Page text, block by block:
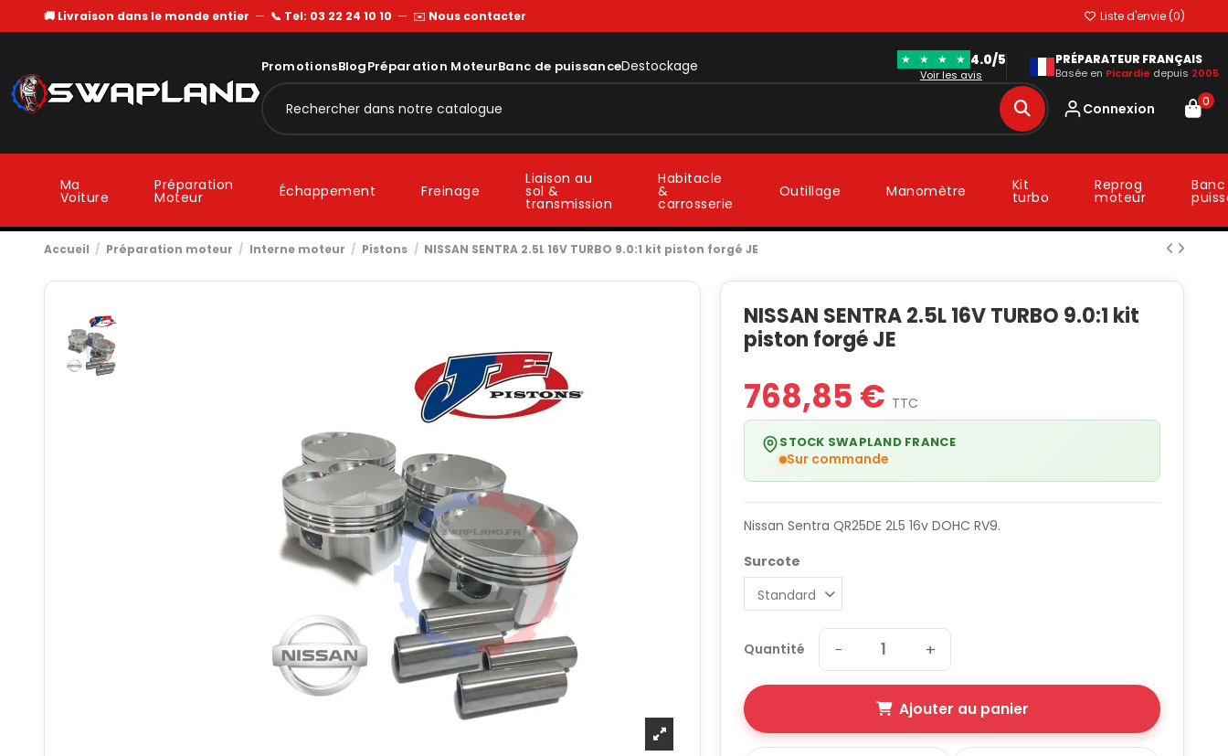
🚚 Livraison dans le monde entier — 📞 Tel: 03 22 24 10 10 — ✉️ Nous contacter Liste d'envie (0)
PromotionsBlogPréparation MoteurBanc de puissanceDestockage ★ ★ ★ ★ 4.0/5
Voir les avis
PRÉPARATEUR FRANÇAIS
Basée en Picardie depuis 2005
Connexion 0
Ma
Voiture
Préparation
Moteur Échappement Freinage
Liaison au
sol &
transmission
Habitacle
&
carrosserie
Outillage Manomètre Kit
turbo
Reprog
moteur
Accueil Préparation moteur Interne moteur Pistons NISSAN SENTRA 2.5L 16V TURBO 9.0:1 kit piston forgé JE
NISSAN SENTRA 2.5L 16V TURBO 9.0:1 kit
piston forgé JE
768,85 € TTC
STOCK SWAPLAND FRANCE
Sur commande
Nissan Sentra QR25DE 2L5 16v DOHC RV9.
Surcote
Quantité − +
Ajouter au panier